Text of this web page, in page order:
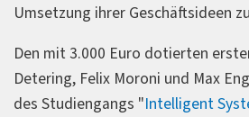
Umsetzung ihrer Geschäftsideen
Den mit 3.000 Euro dotierten
Detering, Felix Moroni und Max
des Studiengangs "Intelligent